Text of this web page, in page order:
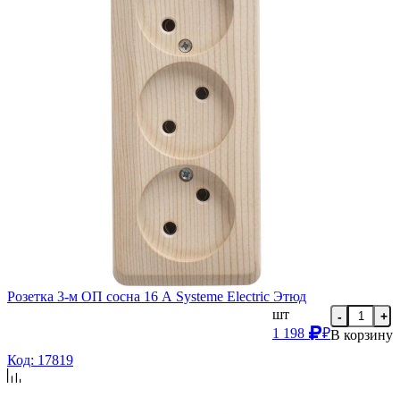
Розетка 3-м ОП сосна 16 А Systeme Electric Этюд
шт
1 198
₽
- +
В корзину
Код: 17819